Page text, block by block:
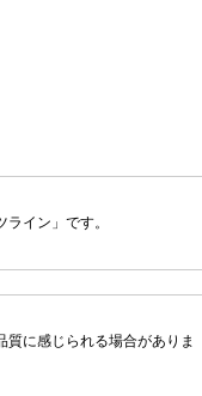
イン」です。
に感じられる場合がありま